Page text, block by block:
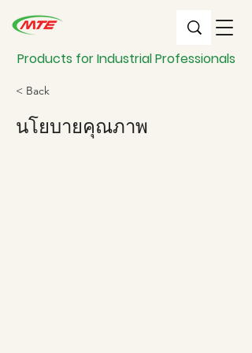
Products for Industrial Professionals
< Back
นโยบายคุณภาพ